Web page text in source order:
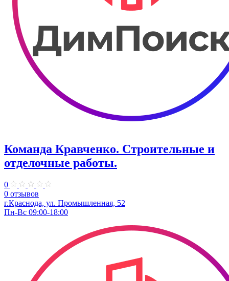
Команда Кравченко. Строительные и
отделочные работы.
0
0 отзывов
г.Краснода, ул. Промышленная, 52
Пн-Вс 09:00-18:00